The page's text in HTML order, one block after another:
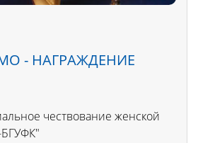
- НАГРАЖДЕНИЕ
чествование женской